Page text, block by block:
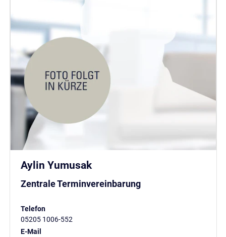
Aylin Yumusak
Zentrale Terminvereinbarung
Telefon
05205 1006-552
E-Mail